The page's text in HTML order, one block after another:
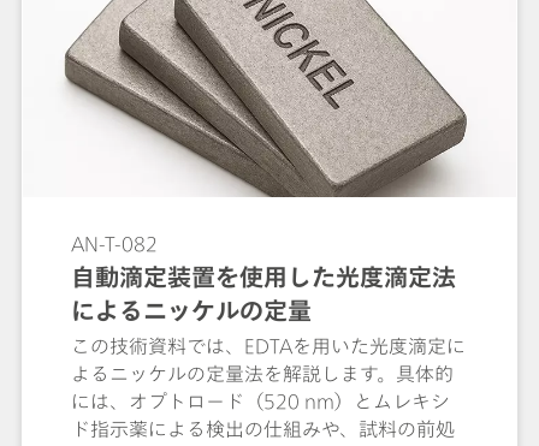
AN-T-082
自動滴定装置を使用した光度滴定法
によるニッケルの定量
この技術資料では、EDTAを用いた光度滴定に
よるニッケルの定量法を解説します。具体的
には、オプトロード（520 nm）とムレキシ
ド指示薬による検出の仕組みや、試料の前処